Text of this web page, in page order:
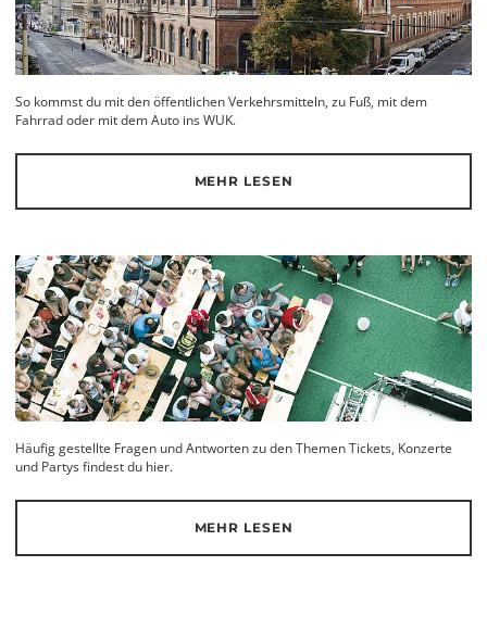
So kommst du mit den öffentlichen Verkehrsmitteln, zu Fuß, mit dem
Fahrrad oder mit dem Auto ins WUK.
MEHR LESEN
Häufig gestellte Fragen und Antworten zu den Themen Tickets, Konzerte
und Partys findest du hier.
MEHR LESEN